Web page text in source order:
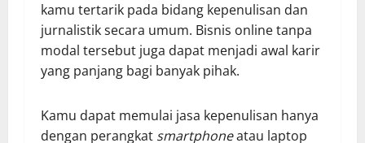
kamu tertarik pada bidang kepenulisan dan
jurnalistik secara umum. Bisnis online tanpa
modal tersebut juga dapat menjadi awal karir
yang panjang bagi banyak pihak.
Kamu dapat memulai jasa kepenulisan hanya
dengan perangkat smartphoneatau laptop